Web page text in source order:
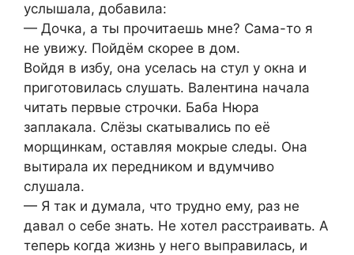
услышала, добавила:
— Дочка, а ты прочитаешь мне? Сама-то я
не увижу. Пойдём скорее в дом.
Войдя в избу, она уселась на стул у окна и
приготовилась слушать. Валентина начала
читать первые строчки. Баба Нюра
заплакала. Слёзы скатывались по её
морщинкам, оставляя мокрые следы. Она
вытирала их передником и вдумчиво
слушала.
— Я так и думала, что трудно ему, раз не
давал о себе знать. Не хотел расстраивать. А
теперь когда жизнь у него выправилась, и